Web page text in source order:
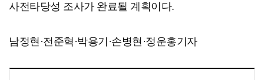
사전타당성 조사가 완료될 계획이다.
남정현·전준혁·박용기·손병현·정운홍기자